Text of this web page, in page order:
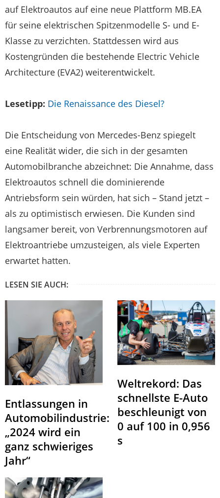
auf Elektroautos auf eine neue Plattform MB.EA
für seine elektrischen Spitzenmodelle S- und E-
Klasse zu verzichten. Stattdessen wird aus
Kostengründen die bestehende Electric Vehicle
Architecture (EVA2) weiterentwickelt.
Lesetipp: Die Renaissance des Diesel?
Die Entscheidung von Mercedes-Benz spiegelt
eine Realität wider, die sich in der gesamten
Automobilbranche abzeichnet: Die Annahme, dass
Elektroautos schnell die dominierende
Antriebsform sein würden, hat sich – Stand jetzt –
als zu optimistisch erwiesen. Die Kunden sind
langsamer bereit, von Verbrennungsmotoren auf
Elektroantriebe umzusteigen, als viele Experten
erwartet hatten.
LESEN SIE AUCH:
Entlassungen in
Automobilindustrie:
„2024 wird ein
ganz schwieriges
Jahr“
Weltrekord: Das
schnellste E-Auto
beschleunigt von
0 auf 100 in 0,956
s